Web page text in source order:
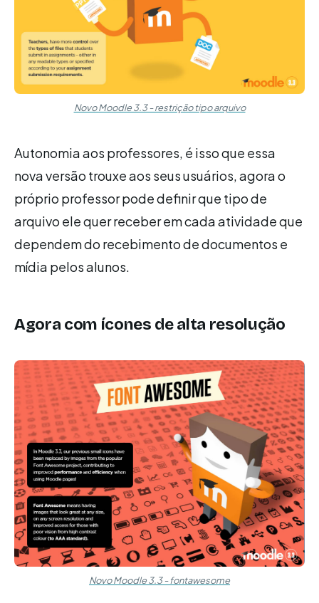
Novo Moodle 3.3 - restrição tipo arquivo
Autonomia aos professores, é isso que essa
nova versão trouxe aos seus usuários, agora o
próprio professor pode definir que tipo de
arquivo ele quer receber em cada atividade que
dependem do recebimento de documentos e
mídia pelos alunos.
Agora com ícones de alta resolução
Novo Moodle 3.3 - fontawesome